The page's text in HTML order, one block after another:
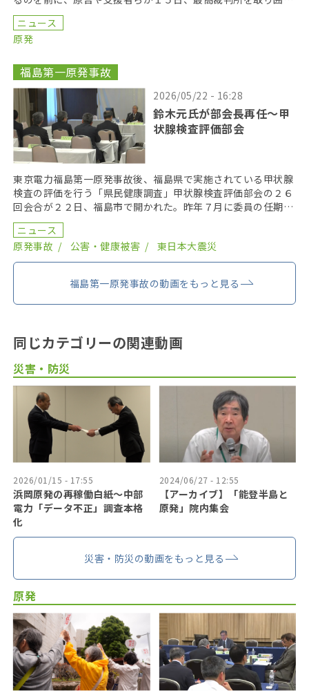
「人間の鎖」を行い、司法の独立を訴えた。 呼びかけた […]
ニュース
原発
福島第一原発事故
2026/05/22 - 16:28
鈴木元氏が部会長再任〜甲
状腺検査評価部会
東京電力福島第一原発事故後、福島県で実施されている甲状腺
検査の評価を行う「県民健康調査」甲状腺検査評価部会の２６
回会合が２２日、福島市で開かれた。昨年７月に委員の任期を
終え、委員が改選されてから初の開催となり、鈴木元保内 […]
ニュース
原発事故
公害・健康被害 東日本大震災
福島第一原発事故の動画をもっと見る
同じカテゴリーの関連動画
災害・防災
2026/01/15 - 17:55
浜岡原発の再稼働白紙～中部
電力「データ不正」調査本格
化
2024/06/27 - 12:55
【アーカイブ】「能登半島と
原発」院内集会
災害・防災の動画をもっと見る
原発